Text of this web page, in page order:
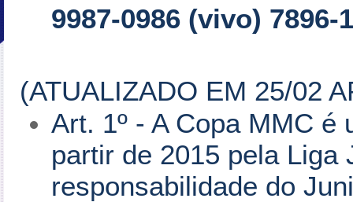
9987-0986 (vivo)
(ATUALIZADO EM 25/02
Art. 1º - A Copa MMC é
partir de 2015 pela Liga
responsabilidade do